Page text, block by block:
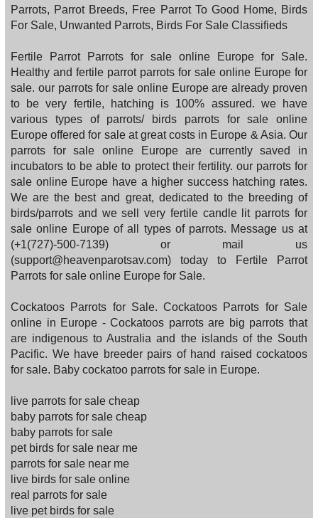
Parrots, Parrot Breeds, Free Parrot To Good Home, Birds
For Sale, Unwanted Parrots, Birds For Sale Classifieds
Fertile Parrot Parrots for sale online Europe for Sale.
Healthy and fertile parrot parrots for sale online Europe for
sale. our parrots for sale online Europe are already proven
to be very fertile, hatching is 100% assured. we have
various types of parrots/ birds parrots for sale online
Europe offered for sale at great costs in Europe & Asia. Our
parrots for sale online Europe are currently saved in
incubators to be able to protect their fertility. our parrots for
sale online Europe have a higher success hatching rates.
We are the best and great, dedicated to the breeding of
birds/parrots and we sell very fertile candle lit parrots for
sale online Europe of all types of parrots. Message us at
(+1(727)-500-7139) or mail us
(support@heavenparotsav.com) today to Fertile Parrot
Parrots for sale online Europe for Sale.
Cockatoos Parrots for Sale. Cockatoos Parrots for Sale
online in Europe - Cockatoos parrots are big parrots that
are indigenous to Australia and the islands of the South
Pacific. We have breeder pairs of hand raised cockatoos
for sale. Baby cockatoo parrots for sale in Europe.
live parrots for sale cheap
baby parrots for sale cheap
baby parrots for sale
pet birds for sale near me
parrots for sale near me
live birds for sale online
real parrots for sale
live pet birds for sale